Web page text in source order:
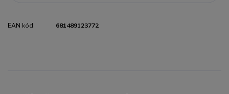
EAN kód: 681489123772